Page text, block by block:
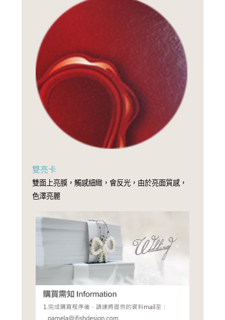
雙亮卡
雙面上亮膜，觸感細緻，會反光，由於亮面質感，
色澤亮麗